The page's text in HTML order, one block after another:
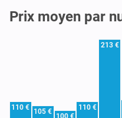
Prix moyen par
110 € 105 €
100 €
110 €
213 €